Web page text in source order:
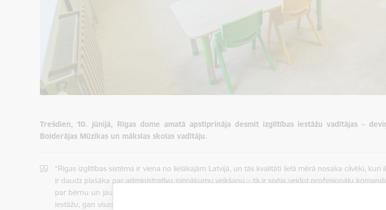
Trešdien, 10. jūnijā, Rīgas dome amatā apstiprināja desmit izglītības iestāžu vadītājas –
Bolderājas Mūzikas un mākslas skolas vadītāju.
“Rīgas izglītības sistēma ir viena no lielākajām Latvijā, un tās kvalitāti lielā mērā nosaka cilvēki,
ir daudz plašāka par administratīvu pienākumu veikšanu – tā ir spēja veidot profesionālu
par bērnu un jauniešu izaugsmi. Esmu pārliecināta, ka jaunieceltās vadītājas ar savu pieredzi,
iestāžu, gan visas Rīgas izglītības attīstībā. Novēlu saglabāt iedvesmu, drosmi pieņemt jaunus